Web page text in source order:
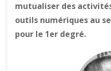
mutualiser des
outils numériques au
pour le 1er degré.